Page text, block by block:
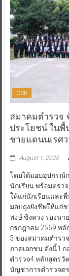
CSR
สมาคมตำรวจ
ประโยชน์ ในพื้
ชายแดนนเรศ
August 1, 2026
โดยได้มอบอุปกรณ์
นักเรียน พร้อมตรว
ให้แก่นักเรียนและ
มอบถุงยังชีพให้แก่
พงษ์ ชิงดวง รองนา
กรกฎาคม 2569 ห
3 ของสมาคมตำรว
ภาคเอกชน ดังนี้1.
ตำรวจ4.หลักสูตรวั
บัญชาการตำรวจต